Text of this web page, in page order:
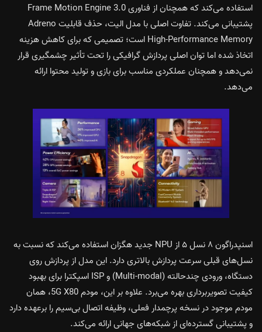
استفاده می‌کند که همچنان از فناوری Frame Motion Engine 3.0
پشتیبانی می‌کند. تفاوت اصلی با مدل الیت، حذف قابلیت Adreno
High-Performance Memory است؛ تصمیمی که برای کاهش هزینه
اتخاذ شده اما توان اصلی پردازش گرافیکی را تحت تأثیر چشمگیری قرار
نمی‌دهد و همچنان عملکردی مناسب برای بازی و تولید محتوا ارائه
می‌دهد.
اسنپدراگون ۸ نسل ۵ از NPU جدید هگزان استفاده می‌کند که نسبت به
نسل‌های قبلی سرعت پردازش بالاتری دارد. این مدل از پردازش روی
دستگاه، ورودی چندحالته (Multi-modal) و ISP اسپکترا برای بهبود
کیفیت تصویربرداری بهره می‌برد. علاوه بر این، مودم 5G X80، همان
مودم موجود در نسخه پرچمدار فعلی، وظیفه اتصال بی‌سیم را برعهده دارد
و پشتیبانی گسترده‌ای از شبکه‌های جهانی ارائه می‌کند.